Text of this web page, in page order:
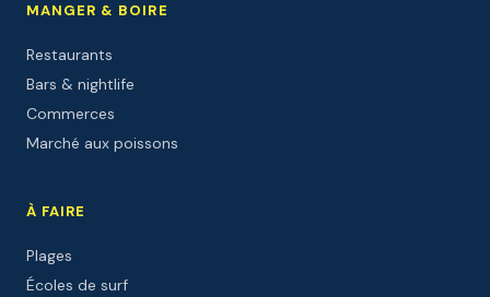
MANGER & BOIRE
Restaurants
Bars & nightlife
Commerces
Marché aux poissons
À FAIRE
Plages
Écoles de surf